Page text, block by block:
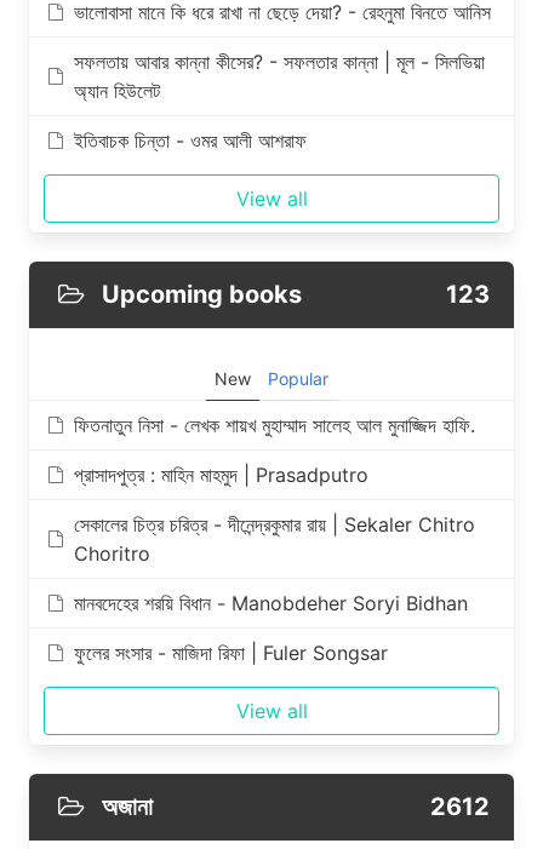
ভালোবাসা মানে কি ধরে রাখা না ছেড়ে দেয়া? - রেহনুমা বিনতে আনিস
সফলতায় আবার কান্না কীসের? - সফলতার কান্না | মূল - সিলভিয়া
অ্যান হিউলেট
ইতিবাচক চিন্তা - ওমর আলী আশরাফ
View all
Upcoming books 123
New Popular
ফিতনাতুন নিসা - লেখক শায়খ মুহাম্মাদ সালেহ আল মুনাজ্জিদ হাফি.
প্রাসাদপুত্র : মাহিন মাহমুদ | Prasadputro
সেকালের চিত্র চরিত্র - দীনেন্দ্রকুমার রায় | Sekaler Chitro
Choritro
মানবদেহের শরয়ি বিধান - Manobdeher Soryi Bidhan
ফুলের সংসার - মাজিদা রিফা | Fuler Songsar
View all
অজানা 2612